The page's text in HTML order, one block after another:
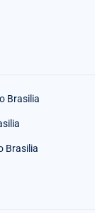
Brasilia
Brasilia